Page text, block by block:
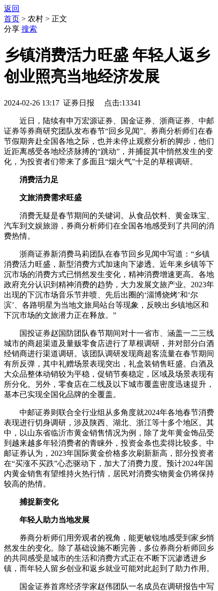
返回
首页 > 农村 > 正文
分享 搜索
乡镇消费活力旺盛 年轻人返乡
创业照亮当地经济发展
2024-02-26 13:17 证券日报 点击:13341
近日，陆续有申万宏源证券、国金证券、浙商证券、中邮
证券等券商研究团队发布春节“回乡见闻”。券商分析师们在春
节假期奔赴全国各地之际，也并未停止观察分析的脚步，他们
近距离感受各地经济脉搏的“跳动”，并捕捉其中悄然发生的变
化，为投资者们带来了多面且“烟火气”十足的草根调研。
消费活力足
文旅消费需求旺盛
消费无疑是春节期间的关键词。从食品饮料、黄金珠宝、
汽车到文娱旅游，券商分析师们在全国各地感受到了共同的消
费热情。
浙商证券新消费马莉团队在春节回乡见闻中写道：“乡镇
消费活力旺盛，新型消费方式加速向下渗透。近年来乡镇等下
沉市场的消费方式已悄然发生变化，精神消费增速更高。各地
政府充分认识到精神消费的趋势，大力发展文旅产业。2023年
出现的下沉市场音乐节井喷、先后出圈的‘淄博烧烤’和‘尔
滨’、各路明星为当地文旅局站台等现象，反映出乡镇地区和
下沉市场的文旅潜力正在释放。”
国投证券赵国防团队春节期间对十一省市、涵盖一二三线
城市的商超渠道及量贩零食店进行了草根调研，并对部分白酒
经销商进行渠道调研。该团队调研发现商超客流量在春节期间
有所反弹，其中礼赠场景表现突出，礼盒装销售旺盛。白酒及
大众品整体动销较为平稳，促销节奏稳定，区域及场景表现有
所分化。另外，零食店在二线及以下城市覆盖密度迅速提升，
基本已实现全国化品牌的全覆盖。
中邮证券则联合全行业组从多角度就2024年各地春节消费
表现进行切身调研，涉及陕西、湖北、浙江等十多个地区。其
中，以山东省临沂市黄金销售情况为例，除了龙年黄金饰品受
到越来越多年轻消费者的青睐外，投资金条也卖得比较多。中
邮证券认为，2023年国际黄金价格多次刷新新高，部分投资者
在“买涨不买跌”心态驱动下，加大了消费力度。预计2024年国
内黄金销售有望维持火热行情，居民对消费实物黄金仍将保持
较高的热情。
捕捉新变化
年轻人助力当地发展
券商分析师们用旁观者的视角，能更敏锐地感受到家乡悄
然发生的变化。除了基础设施不断完善，多位券商分析师回乡
的共同感受是城市的生活和消费方式正在不断下沉渗透进乡
镇，而年轻人留乡创业和返乡就业可能对此起到了助力作用。
国金证券首席经济学家赵伟团队一名成员在调研报告中写